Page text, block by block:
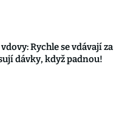
Rychle se vdávají za
dávky, když padnou!